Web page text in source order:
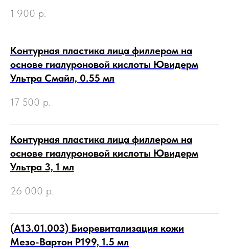
1 900 р.
Контурная пластика лица филлером на
основе гиалуроновой кислоты Ювидерм
Ультра Смайл, 0.55 мл
17 500 р.
Контурная пластика лица филлером на
основе гиалуроновой кислоты Ювидерм
Ультра 3, 1 мл
26 000 р.
(А13.01.003) Биоревитализация кожи
Мезо-Вартон Р199, 1.5 мл